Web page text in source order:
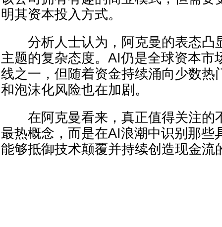
明其资本投入方式。
分析人士认为，阿克曼的表态凸
主题的复杂态度。AI仍是全球资本市
线之一，但随着资金持续涌向少数热
和泡沫化风险也在加剧。
在阿克曼看来，真正值得关注的
最热概念，而是在AI浪潮中识别那些
能够抵御技术颠覆并持续创造现金流